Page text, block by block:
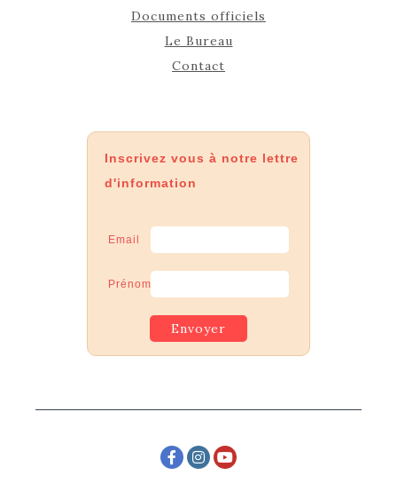
Documents officiels
Le Bureau
Contact
Inscrivez vous à notre lettre
d'information
Email
Prénom